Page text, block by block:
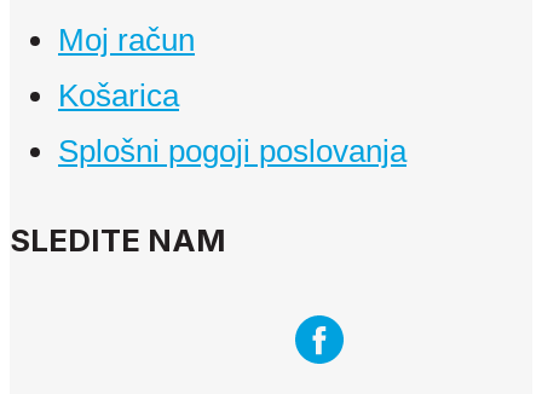
Moj račun
Košarica
Splošni pogoji poslovanja
SLEDITE NAM